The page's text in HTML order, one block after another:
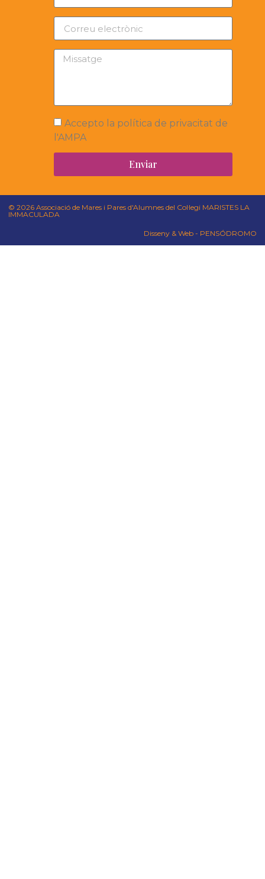
Accepto la política de privacitat de
l'AMPA
Enviar
© 2026 Associació de Mares i Pares d'Alumnes del Col·legi MARISTES LA
IMMACULADA
Disseny & Web - PENSÓDROMO